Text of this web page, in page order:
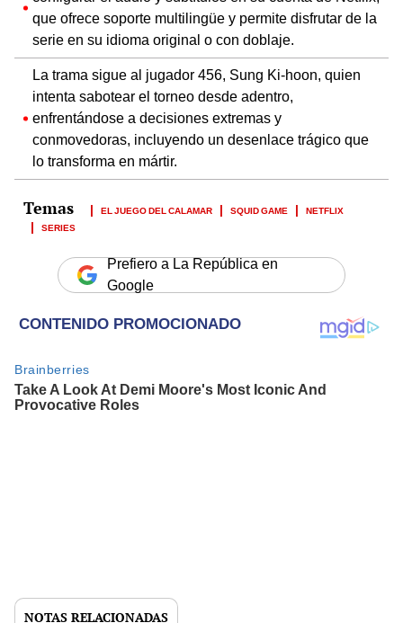
que ofrece soporte multilingüe y permite disfrutar de la
serie en su idioma original o con doblaje.
La trama sigue al jugador 456, Sung Ki-hoon, quien
intenta sabotear el torneo desde adentro,
enfrentándose a decisiones extremas y
conmovedoras, incluyendo un desenlace trágico que
lo transforma en mártir.
EL JUEGO DEL CALAMAR SQUID GAME
NETFLIX
SERIES
Prefiero a La República en
Google
NOTAS RELACIONADAS